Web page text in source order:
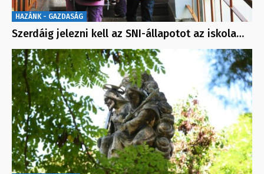
HAZÁNK - GAZDASÁG
Szerdáig jelezni kell az SNI-állapotot az iskola…